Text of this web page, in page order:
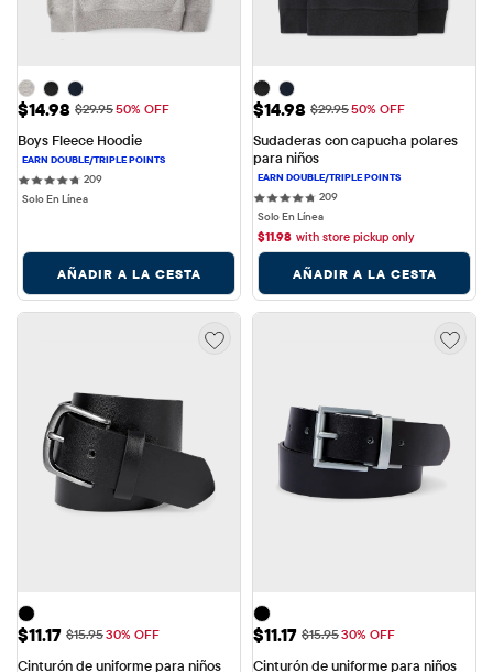
Precio de venta: $14.98
$14.98 Precio original: $29.95
$29.95
Boys Fleece Hoodie
209209 reviews
Solo En Línea
AÑADIR A LA CESTA
Precio de venta: $14.98
$14.98
Sudaderas con capucha polares
para niños
209209 reviews
Solo En Línea
$11.98 with store pickup only
AÑADIR A LA CESTA
Precio de venta: $11.17
$11.17
Cinturón de uniforme para niños
Precio de venta: $11.17
$11.17
Cinturón de uniforme para niños